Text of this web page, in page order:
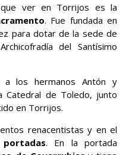
ver en Torrijos es la
. Fue fundada en
para dotar de la sede de
del Santísimo
a los hermanos Antón y
Catedral de Toledo, junto
en Torrijos.
renacentistas y en el
. En la portada